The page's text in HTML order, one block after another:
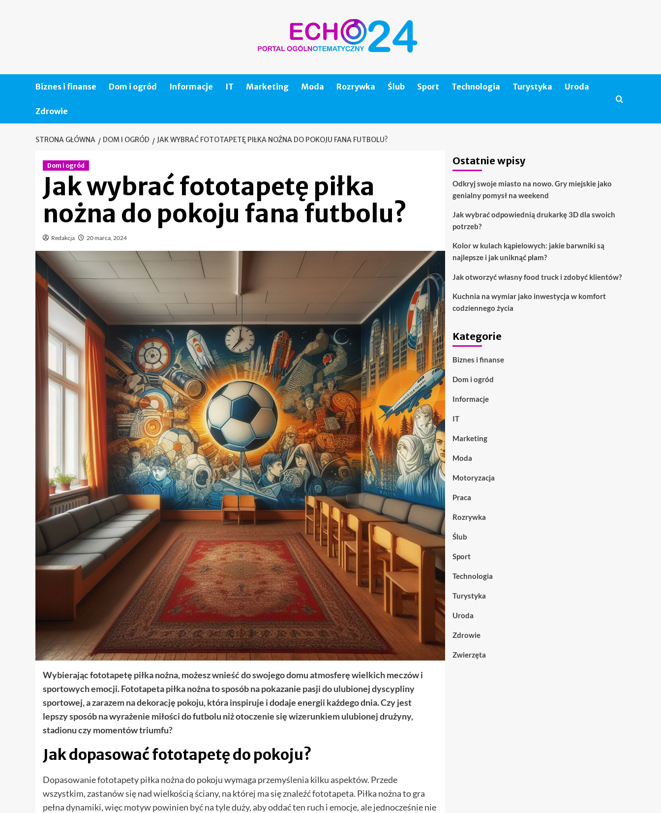
Biznes i finanse Dom i ogród Informacje IT Marketing Moda Rozrywka Ślub Sport Technologia Turystyka Uroda
Zdrowie
STRONA GŁÓWNA DOM I OGRÓD JAK WYBRAĆ FOTOTAPETĘ PIŁKA NOŻNA DO POKOJU FANA FUTBOLU?
Dom i ogród
Jak wybrać fototapetę piłka
nożna do pokoju fana futbolu?
Redakcja 20 marca, 2024
Wybierając fototapetę piłka nożna, możesz wnieść do swojego domu atmosferę wielkich meczów i
sportowych emocji. Fototapeta piłka nożna to sposób na pokazanie pasji do ulubionej dyscypliny
sportowej, a zarazem na dekorację pokoju, która inspiruje i dodaje energii każdego dnia. Czy jest
lepszy sposób na wyrażenie miłości do futbolu niż otoczenie się wizerunkiem ulubionej drużyny,
stadionu czy momentów triumfu?
Jak dopasować fototapetę do pokoju?
Dopasowanie fototapety piłka nożna do pokoju wymaga przemyślenia kilku aspektów. Przede
wszystkim, zastanów się nad wielkością ściany, na której ma się znaleźć fototapeta. Piłka nożna to gra
pełna dynamiki, więc motyw powinien być na tyle duży, aby oddać ten ruch i emocje, ale jednocześnie nie
Ostatnie wpisy
Odkryj swoje miasto na nowo. Gry miejskie jako
genialny pomysł na weekend
Jak wybrać odpowiednią drukarkę 3D dla swoich
potrzeb?
Kolor w kulach kąpielowych: jakie barwniki są
najlepsze i jak uniknąć plam?
Jak otworzyć własny food truck i zdobyć klientów?
Kuchnia na wymiar jako inwestycja w komfort
codziennego życia
Kategorie
Biznes i finanse
Dom i ogród
Informacje
IT
Marketing
Moda
Motoryzacja
Praca
Rozrywka
Ślub
Sport
Technologia
Turystyka
Uroda
Zdrowie
Zwierzęta